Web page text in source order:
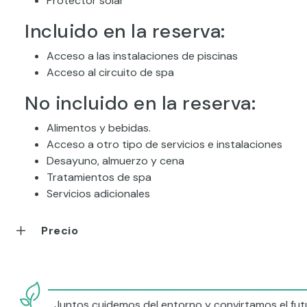
Incluido en la reserva:
Acceso a las instalaciones de piscinas
Acceso al circuito de spa
No incluido en la reserva:
Alimentos y bebidas.
Acceso a otro tipo de servicios e instalaciones
Desayuno, almuerzo y cena
Tratamientos de spa
Servicios adicionales
Precio